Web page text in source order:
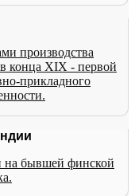
производства
конца XIX - первой
прикладного
на бывшей финской